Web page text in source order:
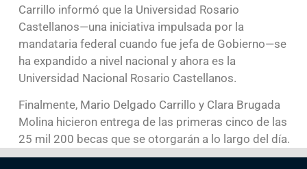
Carrillo informó que la Universidad Rosario
Castellanos—una iniciativa impulsada por la
mandataria federal cuando fue jefa de Gobierno—se
ha expandido a nivel nacional y ahora es la
Universidad Nacional Rosario Castellanos.
Finalmente, Mario Delgado Carrillo y Clara Brugada
Molina hicieron entrega de las primeras cinco de las
25 mil 200 becas que se otorgarán a lo largo del día.